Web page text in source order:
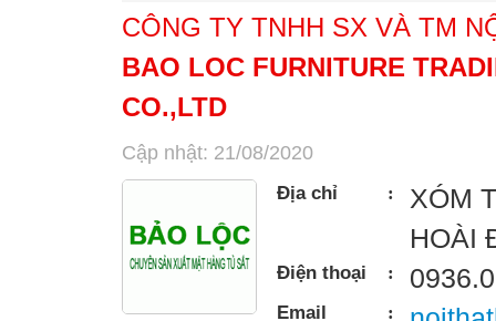
CÔNG TY TNHH SX VÀ TM
BAO LOC FURNITURE
CO.,LTD
Cập nhật: 21/08/2020
Địa chỉ :
XÓM
HOÀI
Điện thoại :
Email :